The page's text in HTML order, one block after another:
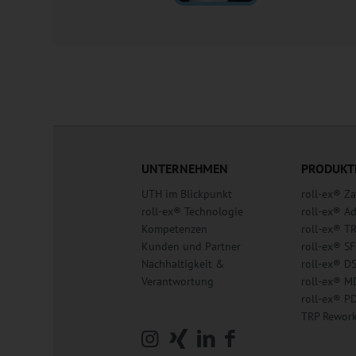
UNTERNEHMEN
UTH im Blickpunkt
roll-ex® Technologie
Kompetenzen
Kunden und Partner
Nachhaltigkeit &
Verantwortung
roll-ex®
roll-ex®
roll-ex®
roll-ex® SF
roll-ex®
roll-ex®
roll-ex®
TRP